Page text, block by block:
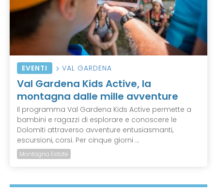
EVENTI VAL GARDENA
Val Gardena Kids Active, la
montagna dalle mille avventure
Il programma Val Gardena Kids Active permette a
bambini e ragazzi di esplorare e conoscere le
Dolomiti attraverso avventure entusiasmanti,
escursioni, corsi. Per cinque giorni ...
Montagna Estate